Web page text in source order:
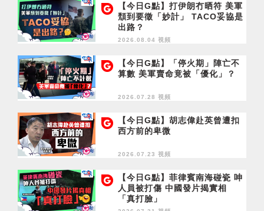
【今日G點】打伊朗冇晒符 美軍
頹到要徵「妙計」 TACO妥協是
出路？
2026.08.04 視頻
【今日G點】「停火期」陣亡不
算數 美軍賣命竟被「優化」？
2026.07.28 視頻
【今日G點】胡志偉赴英曾遭扣
西方前的卑微
2026.07.23 視頻
【今日G點】菲律賓南海碰瓷 呻
人員被打傷 中國發片揭實相
「真打臉」